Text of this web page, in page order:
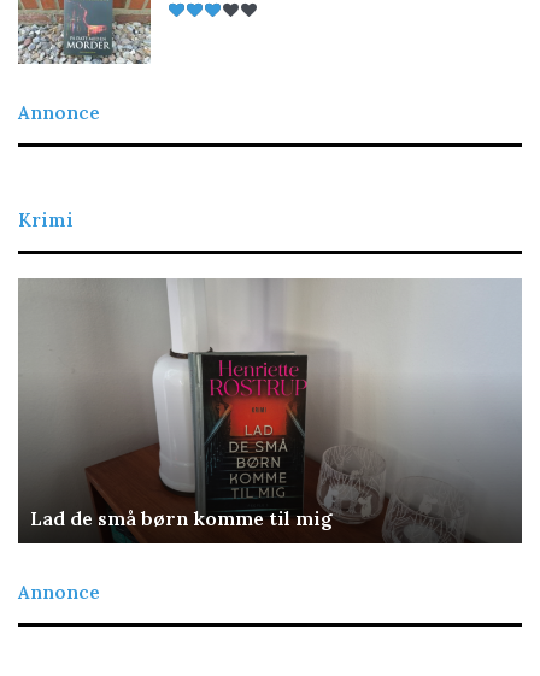
Annonce
Krimi
Lad de små børn komme til mig
Annonce